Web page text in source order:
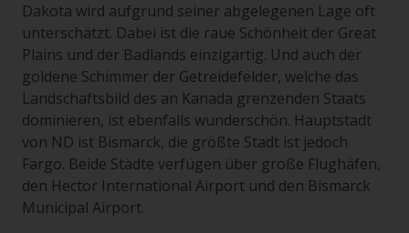
Dakota wird aufgrund seiner abgelegenen Lage oft
unterschätzt. Dabei ist die raue Schönheit der Great
Plains und der Badlands einzigartig. Und auch der
goldene Schimmer der Getreidefelder, welche das
Landschaftsbild des an Kanada grenzenden Staats
dominieren, ist ebenfalls wunderschön. Hauptstadt
von ND ist Bismarck, die größte Stadt ist jedoch
Fargo. Beide Städte verfügen über große Flughäfen,
den Hector International Airport und den Bismarck
Municipal Airport.